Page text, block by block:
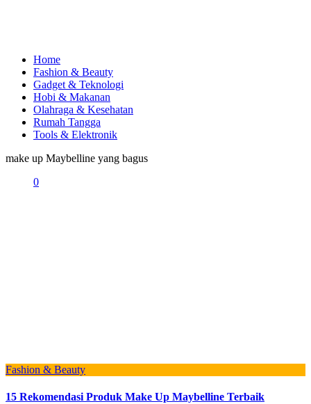
Home
Fashion & Beauty
Gadget & Teknologi
Hobi & Makanan
Olahraga & Kesehatan
Rumah Tangga
Tools & Elektronik
make up Maybelline yang bagus
0
Fashion & Beauty
15 Rekomendasi Produk Make Up Maybelline Terbaik